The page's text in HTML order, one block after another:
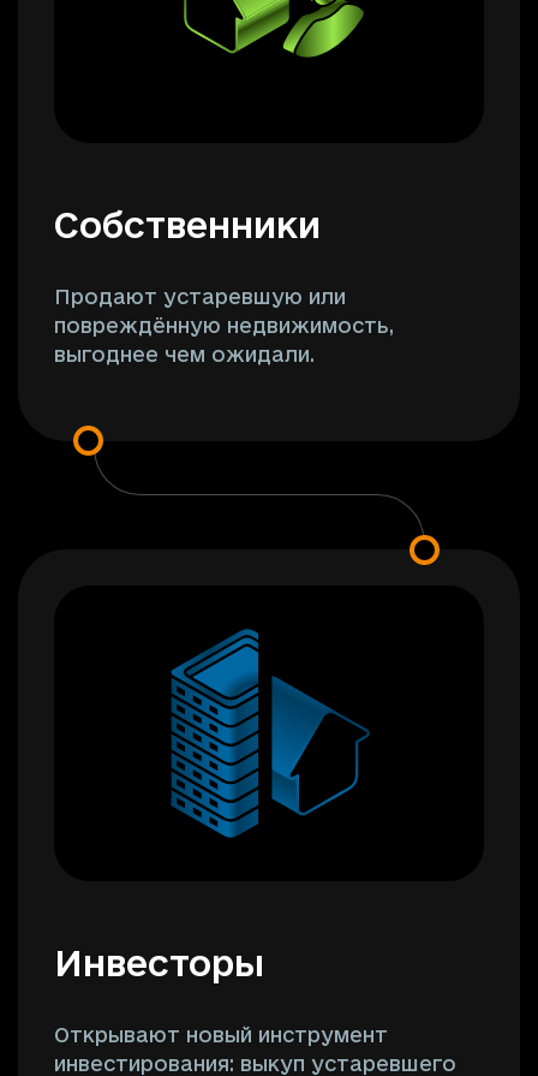
Собственники
Продают устаревшую или
повреждённую недвижимость,
выгоднее чем ожидали.
Инвесторы
Открывают новый инструмент
инвестирования: выкуп устаревшего